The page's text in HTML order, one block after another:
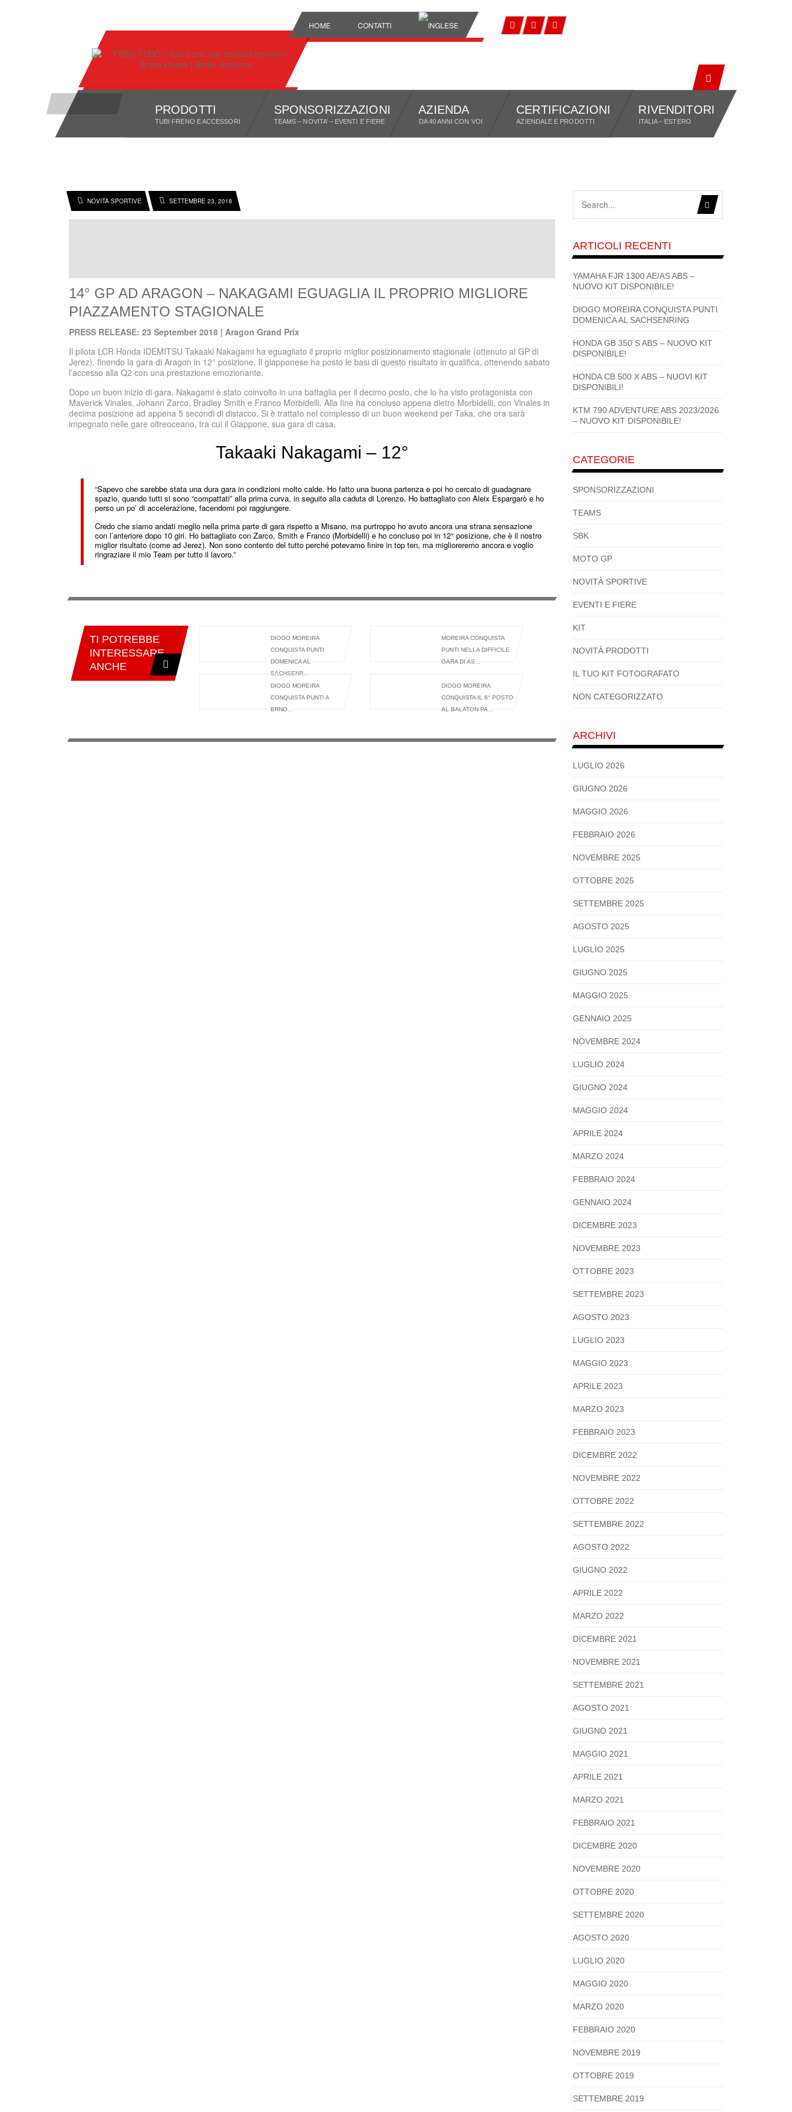
HOME CONTATTI
PRODOTTI
TUBI FRENO E ACCESSORI
SPONSORIZZAZIONI
TEAMS – NOVITA’ – EVENTI E FIERE
AZIENDA
DA 40 ANNI CON VOI
CERTIFICAZIONI
AZIENDALE E PRODOTTI
RIVENDITORI
ITALIA – ESTERO
NOVITÀ SPORTIVE SETTEMBRE 23, 2018
14° GP AD ARAGON – NAKAGAMI EGUAGLIA IL PROPRIO MIGLIORE
PIAZZAMENTO STAGIONALE
PRESS RELEASE: 23 September 2018 | Aragon Grand Prix
Il pilota LCR Honda IDEMITSU Takaaki Nakagami ha eguagliato il proprio miglior posizionamento stagionale (ottenuto al GP di
Jerez), finendo la gara di Aragon in 12° posizione. Il giapponese ha posto le basi di questo risultato in qualifica, ottenendo sabato
l’accesso alla Q2 con una prestazione emozionante.
Dopo un buon inizio di gara, Nakagami è stato coinvolto in una battaglia per il decimo posto, che lo ha visto protagonista con
Maverick Vinales, Johann Zarco, Bradley Smith e Franco Morbidelli. Alla fine ha concluso appena dietro Morbidelli, con Vinales in
decima posizione ad appena 5 secondi di distacco. Si è trattato nel complesso di un buon weekend per Taka, che ora sarà
impegnato nelle gare oltreoceano, tra cui il Giappone, sua gara di casa.
Takaaki Nakagami – 12°
“Sapevo che sarebbe stata una dura gara in condizioni molto calde. Ho fatto una buona partenza e poi ho cercato di guadagnare
spazio, quando tutti si sono “compattati” alla prima curva, in seguito alla caduta di Lorenzo. Ho battagliato con Aleix Espargarò e ho
perso un po’ di accelerazione, facendomi poi raggiungere.
Credo che siamo andati meglio nella prima parte di gara rispetto a Misano, ma purtroppo ho avuto ancora una strana sensazione
con l’anteriore dopo 10 giri. Ho battagliato con Zarco, Smith e Franco (Morbidelli) e ho concluso poi in 12° posizione, che è il nostro
miglior risultato (come ad Jerez). Non sono contento del tutto perché potevamo finire in top ten, ma miglioreremo ancora e voglio
ringraziare il mio Team per tutto il lavoro.”
TI POTREBBE
INTERESSARE
ANCHE
DIOGO MOREIRA
CONQUISTA PUNTI
DOMENICA AL
SACHSENR...
MOREIRA CONQUISTA
PUNTI NELLA DIFFICILE
GARA DI AS...
DIOGO MOREIRA
CONQUISTA PUNTI A
BRNO...
DIOGO MOREIRA
CONQUISTA IL 6° POSTO
AL BALATON PA...
ARTICOLI RECENTI
YAMAHA FJR 1300 AE/AS ABS –
NUOVO KIT DISPONIBILE!
DIOGO MOREIRA CONQUISTA PUNTI
DOMENICA AL SACHSENRING
HONDA GB 350 S ABS – NUOVO KIT
DISPONIBILE!
HONDA CB 500 X ABS – NUOVI KIT
DISPONIBILI!
KTM 790 ADVENTURE ABS 2023/2026
– NUOVO KIT DISPONIBILE!
CATEGORIE
SPONSORIZZAZIONI
TEAMS
SBK
MOTO GP
NOVITÀ SPORTIVE
EVENTI E FIERE
KIT
NOVITÀ PRODOTTI
IL TUO KIT FOTOGRAFATO
NON CATEGORIZZATO
ARCHIVI
LUGLIO 2026
GIUGNO 2026
MAGGIO 2026
FEBBRAIO 2026
NOVEMBRE 2025
OTTOBRE 2025
SETTEMBRE 2025
AGOSTO 2025
LUGLIO 2025
GIUGNO 2025
MAGGIO 2025
GENNAIO 2025
NOVEMBRE 2024
LUGLIO 2024
GIUGNO 2024
MAGGIO 2024
APRILE 2024
MARZO 2024
FEBBRAIO 2024
GENNAIO 2024
DICEMBRE 2023
NOVEMBRE 2023
OTTOBRE 2023
SETTEMBRE 2023
AGOSTO 2023
LUGLIO 2023
MAGGIO 2023
APRILE 2023
MARZO 2023
FEBBRAIO 2023
DICEMBRE 2022
NOVEMBRE 2022
OTTOBRE 2022
SETTEMBRE 2022
AGOSTO 2022
GIUGNO 2022
APRILE 2022
MARZO 2022
DICEMBRE 2021
NOVEMBRE 2021
SETTEMBRE 2021
AGOSTO 2021
GIUGNO 2021
MAGGIO 2021
APRILE 2021
MARZO 2021
FEBBRAIO 2021
DICEMBRE 2020
NOVEMBRE 2020
OTTOBRE 2020
SETTEMBRE 2020
AGOSTO 2020
LUGLIO 2020
MAGGIO 2020
MARZO 2020
FEBBRAIO 2020
NOVEMBRE 2019
OTTOBRE 2019
SETTEMBRE 2019